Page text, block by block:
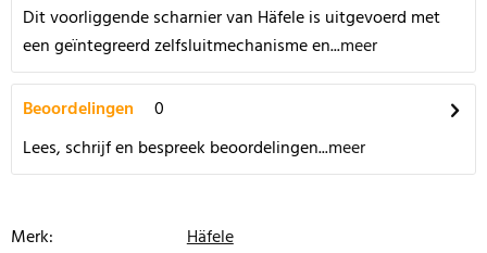
Dit voorliggende scharnier van Häfele is uitgevoerd met
een geïntegreerd zelfsluitmechanisme en...meer
Beoordelingen
0
Lees, schrijf en bespreek beoordelingen...meer
Merk:
Häfele